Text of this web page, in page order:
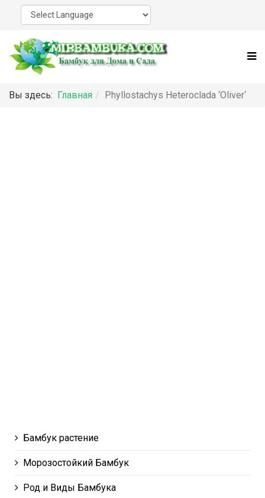
Вы здесь: Главная Phyllostachys Heteroclada ‘Oliver‘
Бамбук растение
Морозостойкий Бамбук
Род и Виды Бамбука